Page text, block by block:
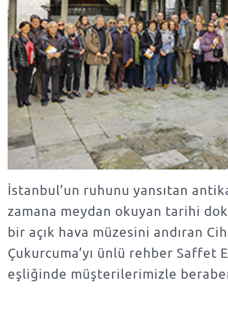
İstanbul’un ruhunu yansıtan
zamana meydan okuyan tarihi
bir açık hava müzesini andıran
Çukurcuma’yı ünlü rehber Saffet
eşliğinde müşterilerimizle